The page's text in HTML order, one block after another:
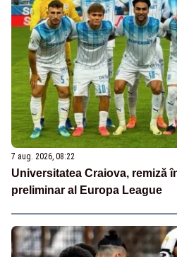
7 aug. 2026, 08:22
Universitatea Craiova, remiză
preliminar al Europa League